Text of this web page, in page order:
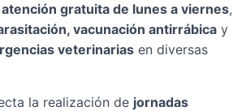
atención gratuita de lunes a viernes,
vacunación antirrábica y
veterinarias en diversas
la realización de jornadas